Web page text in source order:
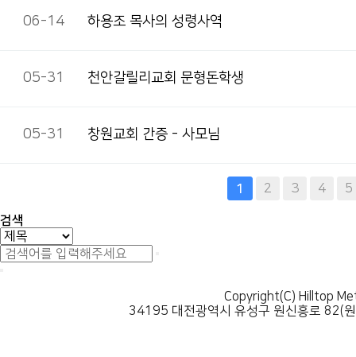
06-14 하용조 목사의 성령사역
05-31 천안갈릴리교회 문형돈학생
05-31 창원교회 간증 - 사모님
1 2 3 4 5
검색
Copyright(C) Hilltop
34195 대전광역시 유성구 원신흥로